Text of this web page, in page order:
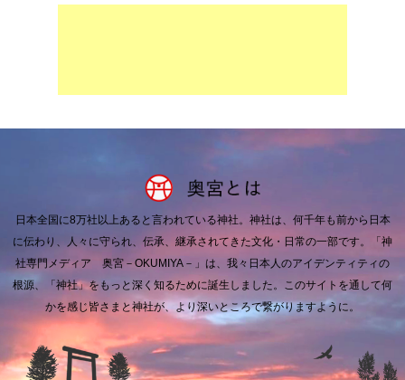
日本全国に8万社以上あると言われている神社。 神社は、何千年も前から日本
に伝わり、人々に守られ、伝承、継承されてきた文化・日常の一部です。
「神
社専門メディア 奥宮－OKUMIYA－」は、我々日本人のアイデンティティの
根源、「神社」をもっと深く知るために誕生しました。 このサイトを通して何
かを感じ皆さまと神社が、より深いところで繋がりますように。